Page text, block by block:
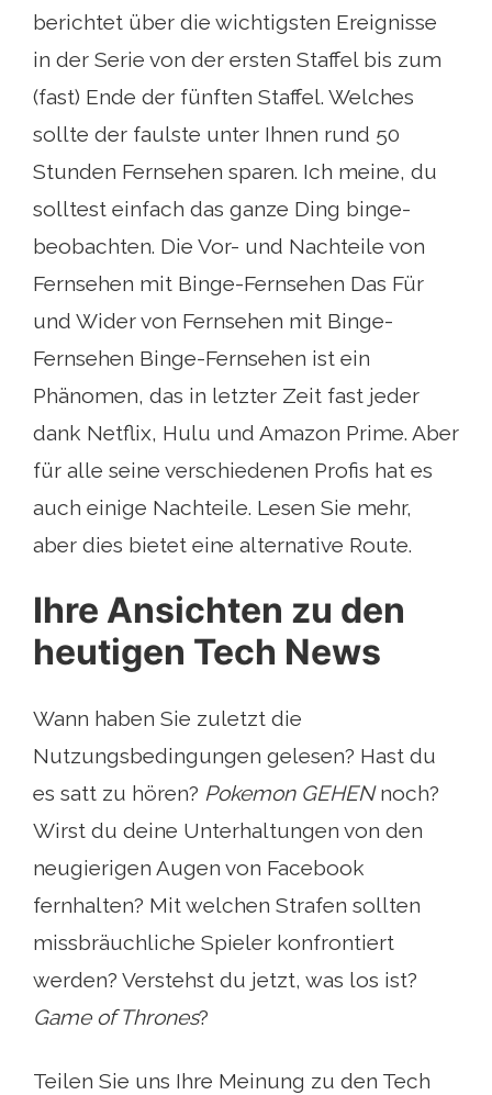
berichtet über die wichtigsten Ereignisse
in der Serie von der ersten Staffel bis zum
(fast) Ende der fünften Staffel. Welches
sollte der faulste unter Ihnen rund 50
Stunden Fernsehen sparen. Ich meine, du
solltest einfach das ganze Ding binge-
beobachten. Die Vor- und Nachteile von
Fernsehen mit Binge-Fernsehen Das Für
und Wider von Fernsehen mit Binge-
Fernsehen Binge-Fernsehen ist ein
Phänomen, das in letzter Zeit fast jeder
dank Netflix, Hulu und Amazon Prime. Aber
für alle seine verschiedenen Profis hat es
auch einige Nachteile. Lesen Sie mehr,
aber dies bietet eine alternative Route.
Ihre Ansichten zu den
heutigen Tech News
Wann haben Sie zuletzt die
Nutzungsbedingungen gelesen? Hast du
es satt zu hören? Pokemon GEHENnoch?
Wirst du deine Unterhaltungen von den
neugierigen Augen von Facebook
fernhalten? Mit welchen Strafen sollten
missbräuchliche Spieler konfrontiert
werden? Verstehst du jetzt, was los ist?
Game of Thrones?
Teilen Sie uns Ihre Meinung zu den Tech